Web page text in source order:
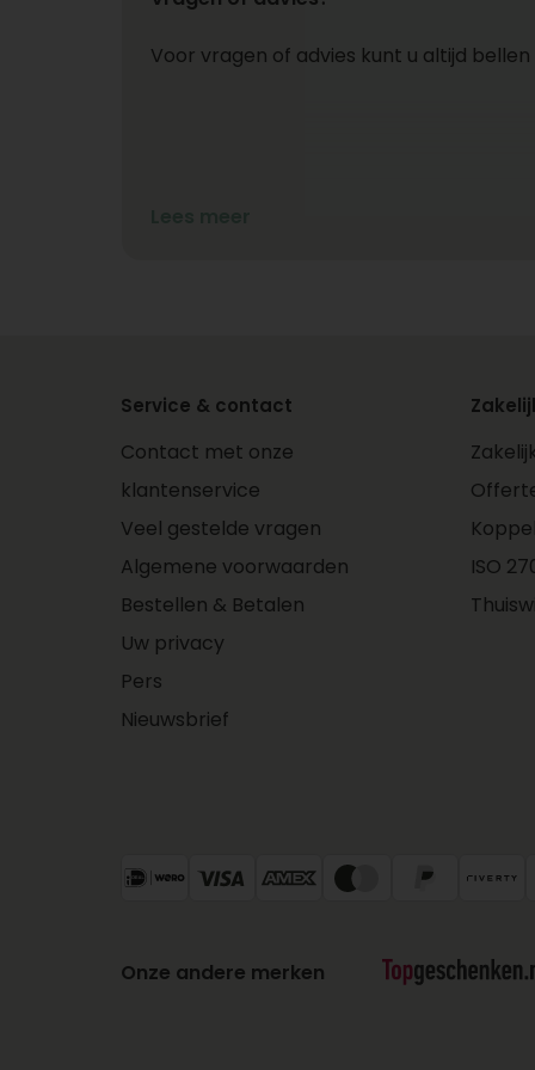
Voor vragen of advies kunt u altijd bellen
Service & contact
Contact met onze
klantenservice
Veel gestelde vragen
Algemene voorwaarden
Bestellen & Betalen
Uw privacy
Pers
Nieuwsbrief
ISO
Onze andere merken